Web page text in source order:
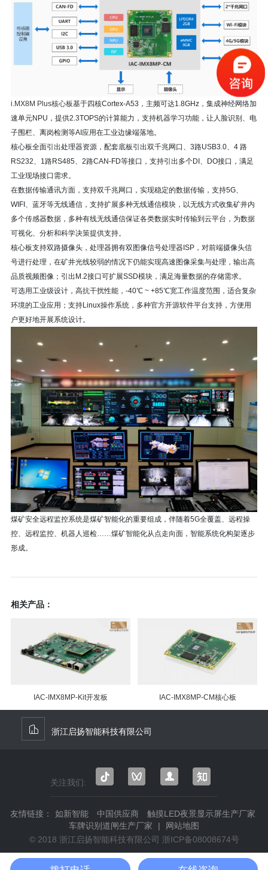
i.MX8M Plus核心板基于四核Cortex-A53，主频可达1.8GHz，集成神经网络加
速单元NPU，提供2.3TOPS的计算能力，支持机器学习功能，让人脸识别、电
子围栏、离岗检测等AI应用在工业边缘端落地。
核心板全面引出处理器资源，配套底板引出双千兆网口、3路USB3.0、4 路
RS232、1路RS485、2路CAN-FD等接口，支持引出多个DI、DO接口，满足
工业现场接口需求。
在数据传输通讯方面，支持双千兆网口，实现稳定的数据传输，支持5G、
WIFI、蓝牙等无线通信，支持扩展多种无线通信模块，以无线方式收集矿井内
多个传感器数据，多种有线无线通信保证各类数据实时传输到云平台，为数据
可视化、分析和科学决策提供支持。
核心板支持双路摄像头，处理器拥有双图像信号处理器ISP，对前端摄像头信
号进行处理，在矿井光线较弱的情况下仍能实现高速图像采集与处理，输出高
品质视频图像；引出M.2接口可扩展SSD模块，满足海量数据的存储需求。
可选用工业级设计，高抗干扰性能，-40℃ ~ +85℃宽工作温度范围，适合复杂
环境的工业应用；支持Linux操作系统，多种官方开源软件平台支持，方便用
户更好地开展系统设计。
煤矿安全远程监控系统是煤矿智能化的重要组成，伴随着5G全覆盖、远程操
控、远程监控、机器人巡检……煤矿智能化从点走向面，智能系统化构架逐步
形成。
相关产品：
IAC-IMX8MP-Kit开发板 IAC-IMX8MP-CM核心板
浙江启扬智能科技有限公司
关注我们:
号
号
友情链接： 如新智能 中国供应商
触摸LED夜景显示屏生产厂家
车牌识别道闸生产厂家
|
网站地图
© 2018 浙江启扬智能科技有限公司 浙ICP备08008674号